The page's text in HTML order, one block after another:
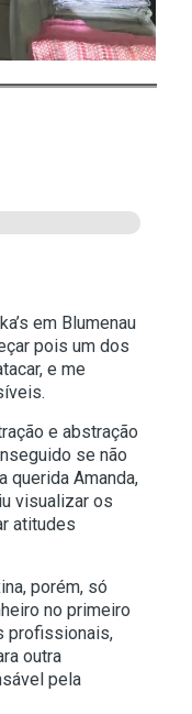
em Blumenau
pois um dos
e me
e abstração
se não
querida Amanda,
visualizar os
atitudes
porém, só
no primeiro
profissionais,
outra
pela